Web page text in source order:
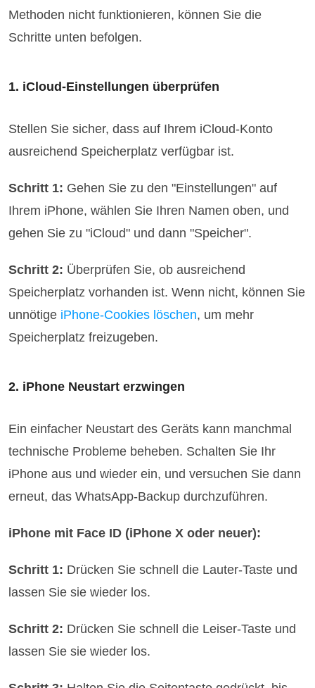
Methoden nicht funktionieren, können Sie die
Schritte unten befolgen.
1. iCloud-Einstellungen überprüfen
Stellen Sie sicher, dass auf Ihrem iCloud-Konto
ausreichend Speicherplatz verfügbar ist.
Schritt 1: Gehen Sie zu den "Einstellungen" auf
Ihrem iPhone, wählen Sie Ihren Namen oben, und
gehen Sie zu "iCloud" und dann "Speicher".
Schritt 2: Überprüfen Sie, ob ausreichend
Speicherplatz vorhanden ist. Wenn nicht, können Sie
unnötige iPhone-Cookies löschen, um mehr
Speicherplatz freizugeben.
2. iPhone Neustart erzwingen
Ein einfacher Neustart des Geräts kann manchmal
technische Probleme beheben. Schalten Sie Ihr
iPhone aus und wieder ein, und versuchen Sie dann
erneut, das WhatsApp-Backup durchzuführen.
iPhone mit Face ID (iPhone X oder neuer):
Schritt 1: Drücken Sie schnell die Lauter-Taste und
lassen Sie sie wieder los.
Schritt 2: Drücken Sie schnell die Leiser-Taste und
lassen Sie sie wieder los.